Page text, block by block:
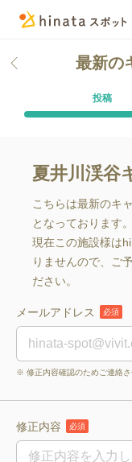
最新の
投稿
夏井川渓谷
こちらは最新のキ
となっております。
現在この施設様は
りませんので、ご
ださい。
メールアドレス 必須
※ 修正内容確認のためご連絡さ
修正内容 必須